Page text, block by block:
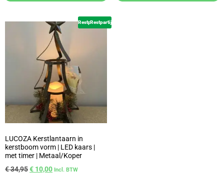
RestpartijRestpartij
LUCOZA Kerstlantaarn in
kerstboom vorm | LED kaars |
met timer | Metaal/Koper
€34,95€ 10,00 Incl. BTW